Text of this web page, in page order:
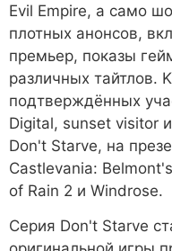
Evil Empire, а само
плотных анонсов,
премьер, показы
различных тайтлов.
подтверждённых
Digital, sunset visitor
Don't Starve, на
Castlevania:
of Rain 2 и Windrose.
Серия Don't Starve